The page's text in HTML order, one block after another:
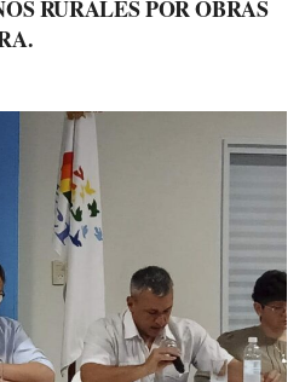
RURALES POR OBRAS